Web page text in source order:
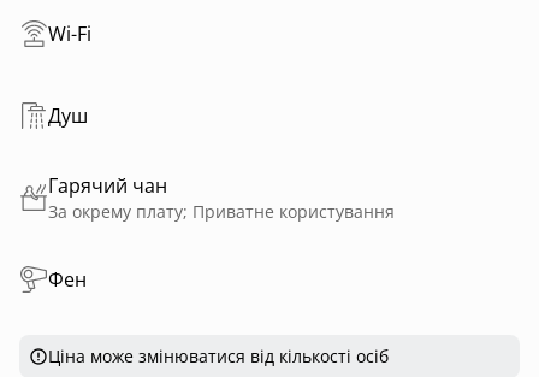
Wi-Fi
Душ
Гарячий чан
За окрему плату; Приватне користування
Фен
Ціна може змінюватися від кількості осіб